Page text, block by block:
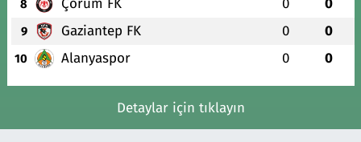
8 Çorum FK 0 0
9 Gaziantep FK 0 0
10 Alanyaspor 0 0
Detaylar için tıklayın